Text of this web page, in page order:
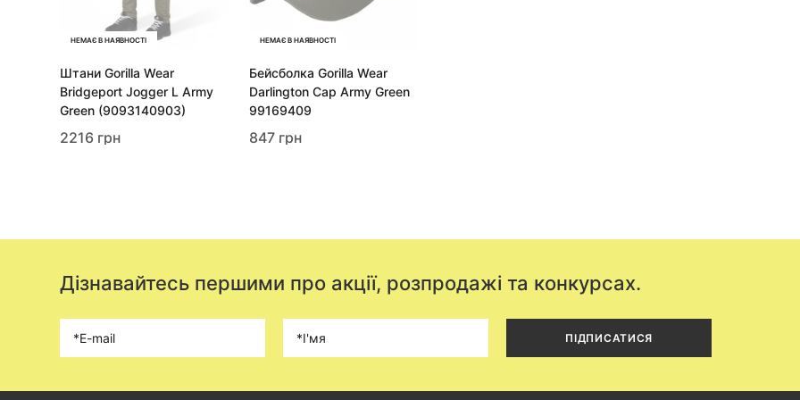
НЕМАЄ В НАЯВНОСТІ
Штани Gorilla Wear
Bridgeport Jogger L Army
Green (9093140903)
2216 грн
НЕМАЄ В НАЯВНОСТІ
Бейсболка Gorilla Wear
Darlington Cap Army Green
99169409
847 грн
Дізнавайтесь першими про акції, розпродажі та конкурсах.
ПІДПИСАТИСЯ